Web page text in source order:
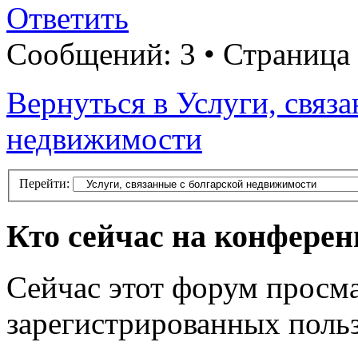
Ответить
Сообщений: 3 • Страница
Вернуться в Услуги,
недвижимости
Перейти:
Кто сейчас на
Сейчас этот форум
зарегистрированных